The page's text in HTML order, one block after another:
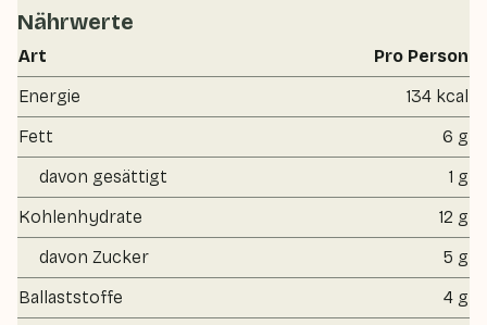
Nährwerte
Art
Pro Person
Energie
134 kcal
Fett
6 g
davon gesättigt
1 g
Kohlenhydrate
12 g
davon Zucker
5 g
Ballaststoffe
4 g